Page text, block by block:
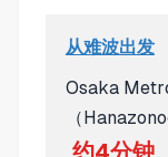
从难波出发
Osaka
（
约4分钟